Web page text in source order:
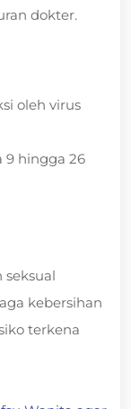
dokter.
oleh virus
9 hingga 26
kebersihan
terkena